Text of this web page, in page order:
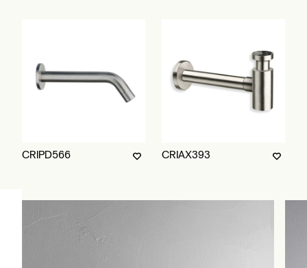
CRIPD566 CRIAX393